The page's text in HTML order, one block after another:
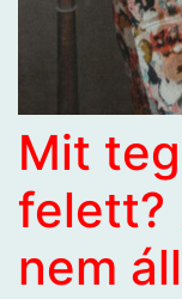
Mit
felett?
nem